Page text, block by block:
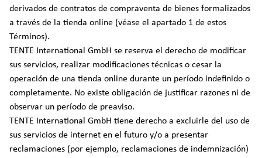
derivados de contratos de compraventa de bienes formalizados
a través de la tienda online (véase el apartado 1 de estos
Términos).
TENTE International GmbH se reserva el derecho de modificar
sus servicios, realizar modificaciones técnicas o cesar la
operación de una tienda online durante un período indefinido o
completamente. No existe obligación de justificar razones ni de
observar un período de preaviso.
TENTE International GmbH tiene derecho a excluirle del uso de
sus servicios de internet en el futuro y/o a presentar
reclamaciones (por ejemplo, reclamaciones de indemnización)